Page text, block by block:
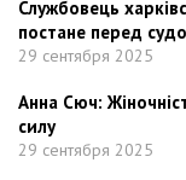
Службовець
постане перед
29 сентября 2025
Анна Сюч:
силу
29 сентября 2025